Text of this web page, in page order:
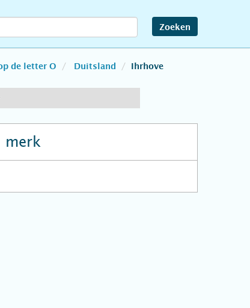
Zoeken
de letter O Duitsland Ihrhove
merk